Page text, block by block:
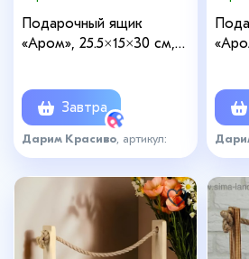
Подарочный ящик
«Аром», 25.5×15×30 см,
Завтра
Дарим Красиво , артикул:
4636228